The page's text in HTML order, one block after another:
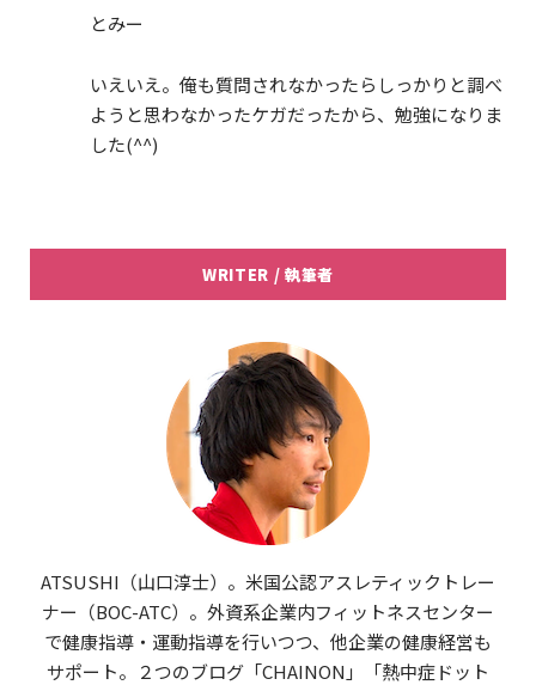
とみー
いえいえ。俺も質問されなかったらしっかりと調べ
ようと思わなかったケガだったから、勉強になりま
した(^^)
WRITER / 執筆者
ATSUSHI（山口淳士）。米国公認アスレティックトレー
ナー（BOC-ATC）。外資系企業内フィットネスセンター
で健康指導・運動指導を行いつつ、他企業の健康経営も
サポート。２つのブログ「CHAINON」「熱中症ドット